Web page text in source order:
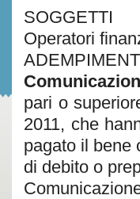
SOGGETTI
Operatori
pari o
2011, che
pagato il bene
di debito o